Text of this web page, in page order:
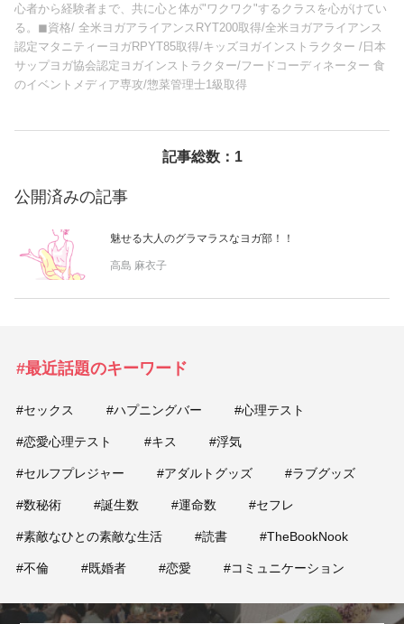
美容/健康
妊娠/出産/家族
ココロ/カラダ
グルメ
カルチャー/エンタメ
性と愛
心者から経験者まで、共に心と体が"ワクワク"するクラスを心がけてい
る。◼︎資格/ 全米ヨガアライアンスRYT200取得/全米ヨガアライアンス
認定マタニティーヨガRPYT85取得/キッズヨガインストラクター /日本
サップヨガ協会認定ヨガインストラクター/フードコーディネーター 食
のイベントメディア専攻/惣菜管理士1級取得
記事総数：1
公開済みの記事
魅せる大人のグラマラスなヨガ部！！
高島 麻衣子
#最近話題のキーワード
#セックス #ハプニングバー #心理テスト
#恋愛心理テスト #キス #浮気
#セルフプレジャー #アダルトグッズ #ラブグッズ
#数秘術 #誕生数 #運命数 #セフレ
#素敵なひとの素敵な生活 #読書 #TheBookNook
#不倫 #既婚者 #恋愛 #コミュニケーション